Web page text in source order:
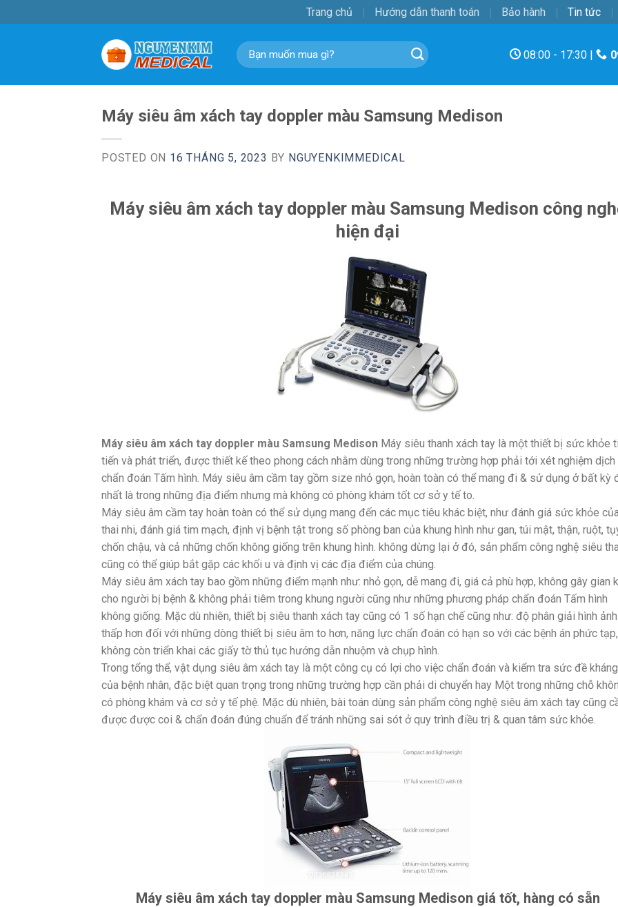
to
Trang chủ Hướng dẫn thanh toán Bảo hành Tin tức
Tìm
kiếm:
08:00 - 17:30 |
Máy siêu âm xách tay doppler màu Samsung Medison
POSTED ON 16 THÁNG 5, 2023 BY NGUYENKIMMEDICAL
Máy siêu âm xách tay doppler màu Samsung Medison công
hiện đại
Máy siêu âm xách tay doppler màu Samsung Medison Máy siêu thanh xách tay là một thiết bị sức khỏe
tiến và phát triển, được thiết kế theo phong cách nhằm dùng trong những trường hợp phải tới xét nghiệm dịch
chẩn đoán Tấm hình. Máy siêu âm cầm tay gồm size nhỏ gọn, hoàn toàn có thể mang đi & sử dụng ở bất kỳ
nhất là trong những địa điểm nhưng mà không có phòng khám tốt cơ sở y tế to.
Máy siêu âm cầm tay hoàn toàn có thể sử dụng mang đến các mục tiêu khác biệt, như đánh giá sức khỏe
thai nhi, đánh giá tim mạch, định vị bệnh tật trong số phòng ban của khung hình như gan, túi mật, thận, ruột,
chốn chậu, và cả những chốn không giống trên khung hình. không dừng lại ở đó, sản phẩm công nghệ siêu
cũng có thể giúp bắt gặp các khối u và định vị các địa điểm của chúng.
Máy siêu âm xách tay bao gồm những điểm mạnh như: nhỏ gọn, dễ mang đi, giá cả phù hợp, không gây gian
cho người bị bệnh & không phải tiêm trong khung người cũng như những phương pháp chẩn đoán Tấm hình
không giống. Mặc dù nhiên, thiết bị siêu thanh xách tay cũng có 1 số hạn chế cũng như: độ phân giải hình ảnh
thấp hơn đối với những dòng thiết bị siêu âm to hơn, năng lực chẩn đoán có hạn so với các bệnh án phức
không còn triển khai các giấy tờ thủ tục hướng dẫn nhuộm và chụp hình.
Trong tổng thể, vật dụng siêu âm xách tay là một công cụ có lợi cho việc chẩn đoán và kiểm tra sức đề kháng
của bệnh nhân, đặc biệt quan trọng trong những trường hợp cần phải di chuyển hay Một trong những chỗ
có phòng khám và cơ sở y tế phệ. Mặc dù nhiên, bài toán dùng sản phẩm công nghệ siêu âm xách tay cũng
được được coi & chẩn đoán đúng chuẩn để tránh những sai sót ở quy trình điều trị & quan tâm sức khỏe.
Máy siêu âm xách tay doppler màu Samsung Medison giá tốt, hàng có sẵn